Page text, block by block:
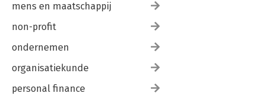
mens en maatschappij
non-profit
ondernemen
organisatiekunde
personal finance